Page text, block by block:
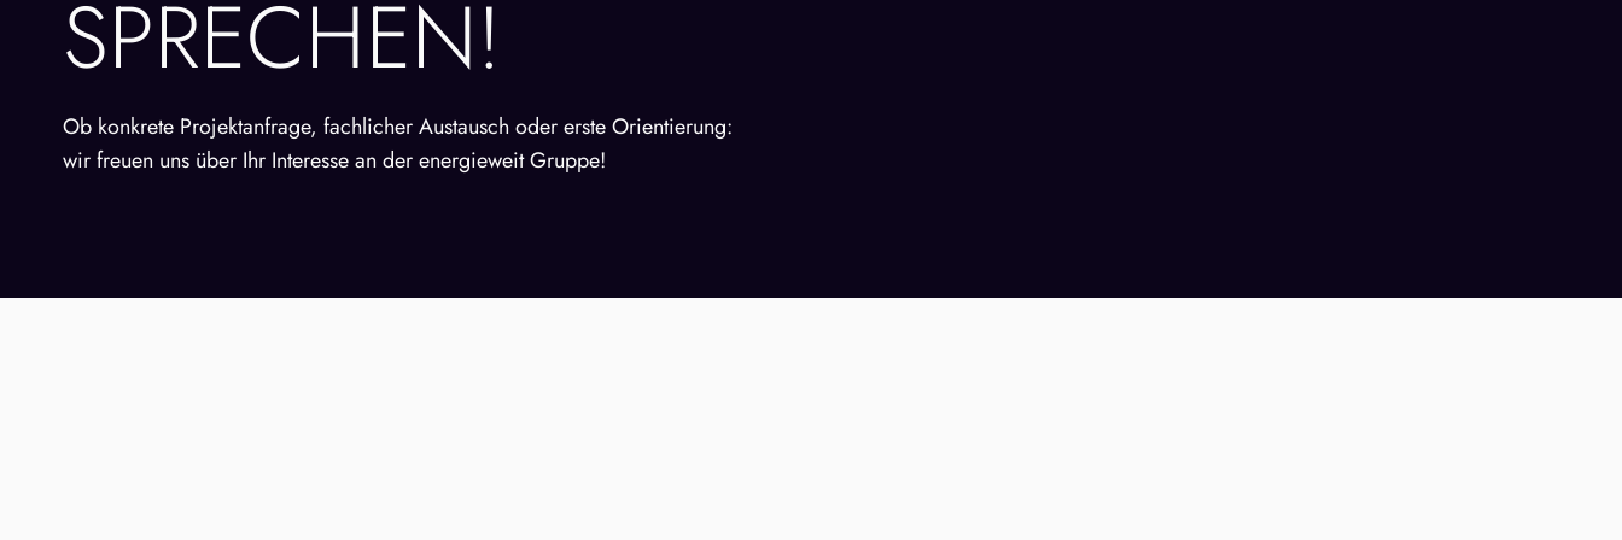
SPRECHEN!
Ob konkrete Projektanfrage, fachlicher Austausch oder erste Orientierung:
wir freuen uns über Ihr Interesse an der energieweit Gruppe!